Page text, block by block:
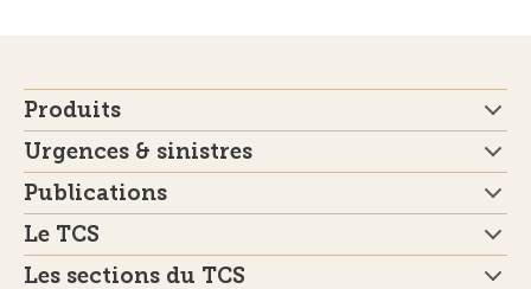
Produits
Urgences & sinistres
Publications
Le TCS
Les sections du TCS